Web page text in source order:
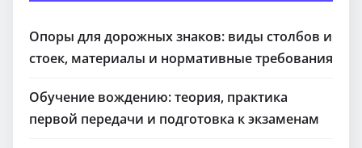
Опоры для дорожных знаков: виды столбов и
стоек, материалы и нормативные требования
Обучение вождению: теория, практика
первой передачи и подготовка к экзаменам